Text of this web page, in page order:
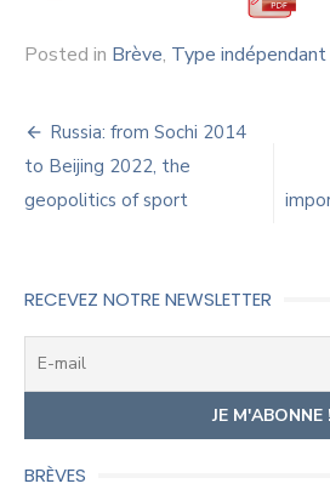
Posted in Brève, Type indépendant
Navigation
de
l’article
Russia: from Sochi 2014
to Beijing 2022, the
geopolitics of sport
RECEVEZ NOTRE NEWSLETTER
BRÈVES